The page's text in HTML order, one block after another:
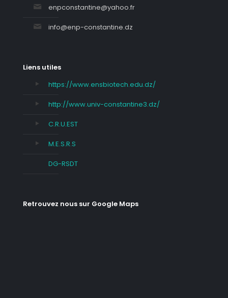
enpconstantine@yahoo.fr
info@enp-constantine.dz
Liens utiles
https://www.ensbiotech.edu.dz/
http://www.univ-constantine3.dz/
C.R.U.EST
M.E.S.R.S
DG-RSDT
Retrouvez nous sur Google Maps